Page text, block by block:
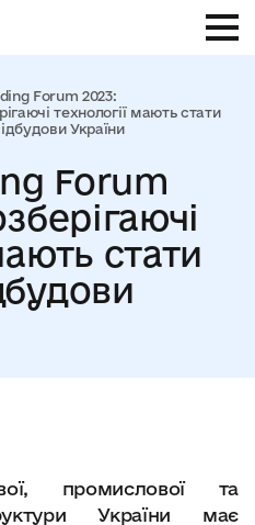
Forum 2023:
технології мають стати
України
Forum
стати
промислової та
України має